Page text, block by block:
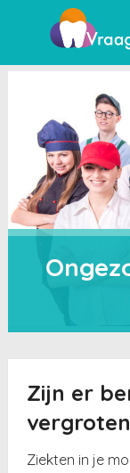
Zijn er
Ziekten in je